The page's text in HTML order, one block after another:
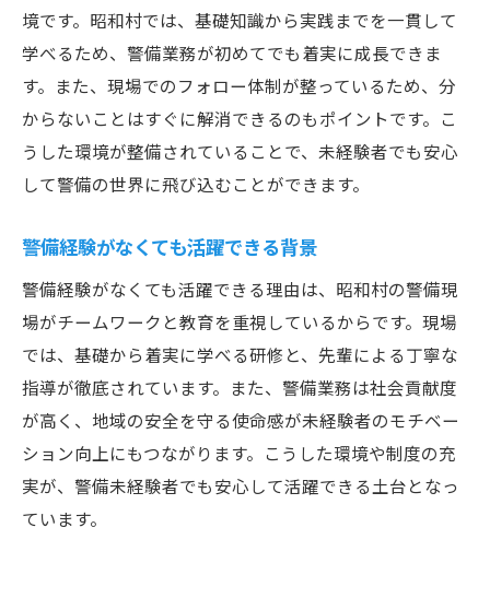
境です。昭和村では、基礎知識から実践までを一貫して
学べるため、警備業務が初めてでも着実に成長できま
す。また、現場でのフォロー体制が整っているため、分
からないことはすぐに解消できるのもポイントです。こ
うした環境が整備されていることで、未経験者でも安心
して警備の世界に飛び込むことができます。
警備経験がなくても活躍できる背景
警備経験がなくても活躍できる理由は、昭和村の警備現
場がチームワークと教育を重視しているからです。現場
では、基礎から着実に学べる研修と、先輩による丁寧な
指導が徹底されています。また、警備業務は社会貢献度
が高く、地域の安全を守る使命感が未経験者のモチベー
ション向上にもつながります。こうした環境や制度の充
実が、警備未経験者でも安心して活躍できる土台となっ
ています。